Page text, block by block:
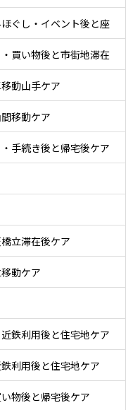
ぐし・イベント後と座
買い物後と市街地滞在
動山手ケア
移動ケア
手続き後と帰宅後ケア
立滞在後ケア
動ケア
鉄利用後と住宅地ケア
利用後と住宅地ケア
物後と帰宅後ケア